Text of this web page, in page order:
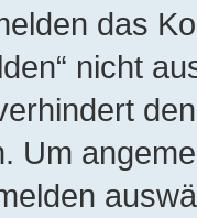
das
nicht
Um